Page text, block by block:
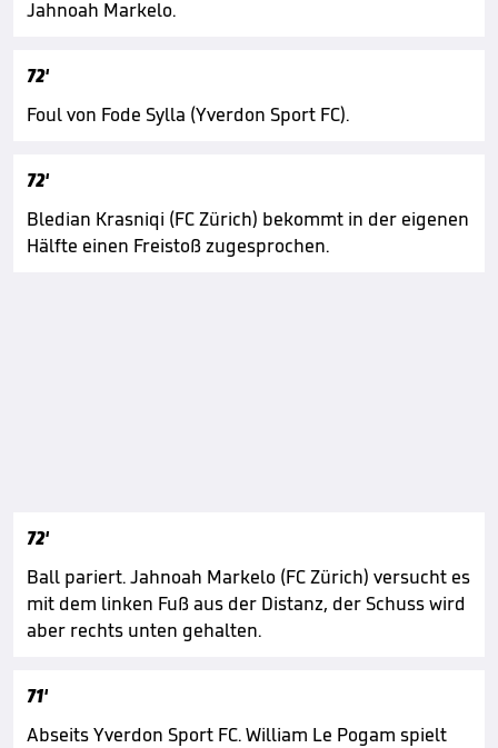
Jahnoah Markelo.
72'
Foul von Fode Sylla (Yverdon Sport FC).
72'
Bledian Krasniqi (FC Zürich) bekommt in der eigenen
Hälfte einen Freistoß zugesprochen.
72'
Ball pariert. Jahnoah Markelo (FC Zürich) versucht es
mit dem linken Fuß aus der Distanz, der Schuss wird
aber rechts unten gehalten.
71'
Abseits Yverdon Sport FC. William Le Pogam spielt